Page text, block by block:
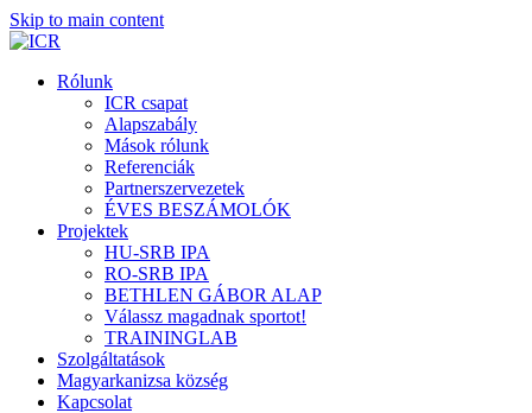
Skip to main content
Rólunk
ICR csapat
Alapszabály
Mások rólunk
Referenciák
Partnerszervezetek
ÉVES BESZÁMOLÓK
Projektek
HU-SRB IPA
RO-SRB IPA
BETHLEN GÁBOR ALAP
Válassz magadnak sportot!
TRAININGLAB
Szolgáltatások
Magyarkanizsa község
Kapcsolat